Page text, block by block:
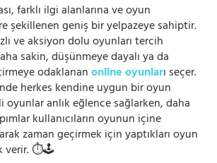
farklı ilgi alanlarına ve oyun
şekillenen geniş bir yelpazeye sahiptir.
ve aksiyon dolu oyunları tercih
sakin, düşünmeye dayalı ya da
odaklananonline oyunları seçer.
herkes kendine uygun bir oyun
oyunlar anlık eğlence sağlarken, daha
kullanıcıların oyunun içine
zaman geçirmek için yaptıkları oyun
verir. ⏱️🕹️